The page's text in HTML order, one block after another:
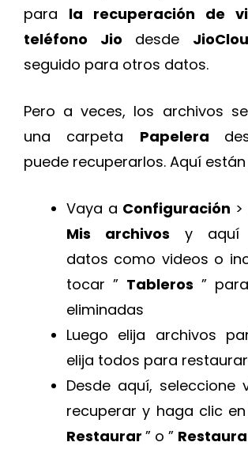
para la recuperación de
teléfono Jio desde
seguido para otros datos.
Pero a veces, los archivos
una carpeta Papelera
puede recuperarlos. Aquí
Vaya a Configuración >
Mis archivos y aquí
datos como videos o
tocar ” Tableros ”
eliminadas
Luego elija archivos
elija todos para restaurar
Desde aquí, seleccione
recuperar y haga clic
Restaurar ” o ”